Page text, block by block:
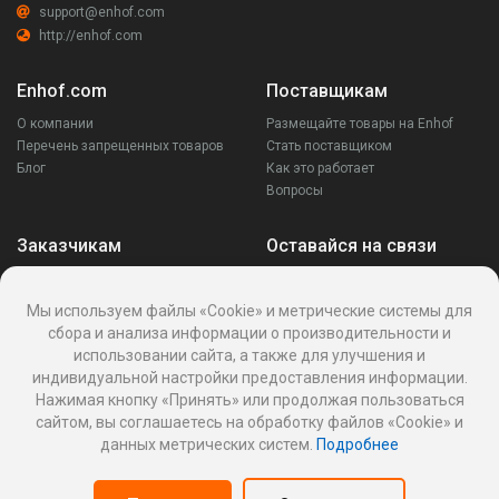
support@enhof.com
http://enhof.com
Enhof.com
О компании
Перечень запрещенных товаров
Блог
Поставщикам
Размещайте товары на Enhof
Стать поставщиком
Как это работает
Вопросы
Заказчикам
Ваши запросы
Написать поставщику
Написать в поддержку
Реквизиты
Оставайся на связи
Политика обработки персональных данных
Мы используем файлы «Cookie» и метрические системы для
сбора и анализа информации о производительности и
использовании сайта, а также для улучшения и
индивидуальной настройки предоставления информации.
Нажимая кнопку «Принять» или продолжая пользоваться
сайтом, вы соглашаетесь на обработку файлов «Cookie» и
данных метрических систем. Подробнее